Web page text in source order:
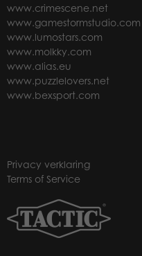
www.crimescene.net
www.gamestormstudio.com
www.lumostars.com
www.molkky.com
www.alias.eu
www.puzzlelovers.net
www.bexsport.com
Privacy verklaring
Terms of Service